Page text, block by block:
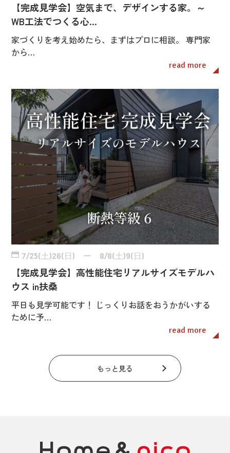
【完成見学会】空気まで、デザインする家。～
WB工法でつくる心…
家づくりを考え始めたら、まずはプロに相談。 専門家
から…
read more
7/25(土)26(日) ー 8/8(土)9(日)
【完成見学会】高性能住宅リアルサイズモデルハ
ウス in扶桑
平日も見学可能です！ じっくりお話をおうかがいする
ために予…
read more
もっと見る